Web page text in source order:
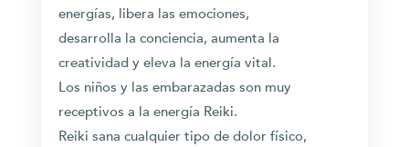
energías, libera las emociones,
desarrolla la conciencia, aumenta la
creatividad y eleva la energía vital.
Los niños y las embarazadas son muy
receptivos a la energía Reiki.
Reiki sana cualquier tipo de dolor físico,